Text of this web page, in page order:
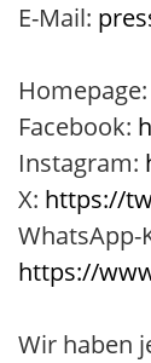
E-Mail:
Homepage:
Facebook:
Instagram:
X: https://
WhatsApp-
https://
Wir haben